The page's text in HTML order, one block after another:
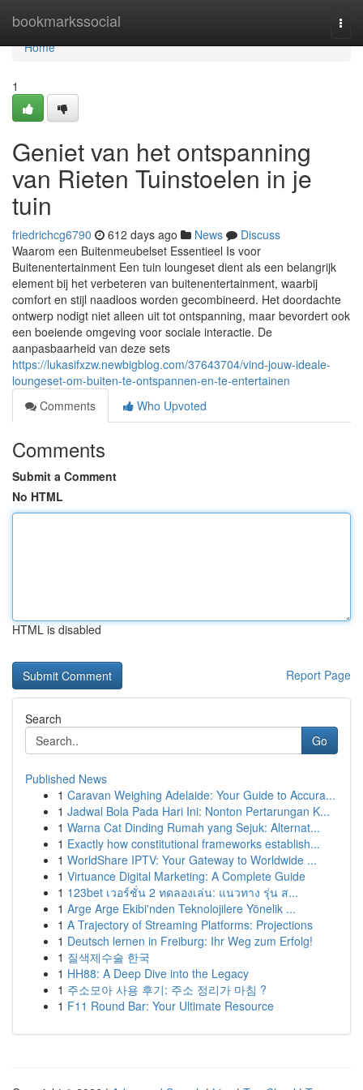
bookmarkssocial
Home
Home
1
Geniet van het ontspanning
van Rieten Tuinstoelen in je
tuin
friedrichcg6790 612 days ago News
Discuss
Waarom een Buitenmeubelset Essentieel Is voor
Buitenentertainment Een tuin loungeset dient als een belangrijk
element bij het verbeteren van buitenentertainment, waarbij
comfort en stijl naadloos worden gecombineerd. Het doordachte
ontwerp nodigt niet alleen uit tot ontspanning, maar bevordert ook
een boeiende omgeving voor sociale interactie. De
aanpasbaarheid van deze sets
https://lukasifxzw.newbigblog.com/37643704/vind-jouw-ideale-
loungeset-om-buiten-te-ontspannen-en-te-entertainen
Comments
Who Upvoted
Comments
Submit a Comment
No HTML
HTML is disabled
Report Page
Search
Go
Published News
1 Caravan Weighing Adelaide: Your Guide to Accura...
1 Jadwal Bola Pada Hari Ini: Nonton Pertarungan K...
1 Warna Cat Dinding Rumah yang Sejuk: Alternat...
1 Exactly how constitutional frameworks establish...
1 WorldShare IPTV: Your Gateway to Worldwide ...
1 Virtuance Digital Marketing: A Complete Guide
1 123bet เวอร์ชั่น 2 ทดลองเล่น: แนวทาง รุ่น ส...
1 Arge Arge Ekibi'nden Teknolojilere Yönelik ...
1 A Trajectory of Streaming Platforms: Projections
1 Deutsch lernen in Freiburg: Ihr Weg zum Erfolg!
1 질색제수술 한국
1 HH88: A Deep Dive into the Legacy
1 주소모아 사용 후기: 주소 정리가 마침 ?
1 F11 Round Bar: Your Ultimate Resource